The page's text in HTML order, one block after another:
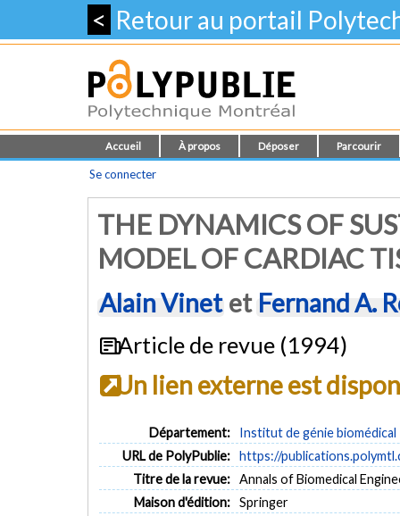
< Retour au portail
Accueil À propos Déposer Parcourir
Se connecter
THE DYNAMICS OF
MODEL OF CARDIAC
Alain Vinet et Fernand A.
Article de revue (1994)
Un lien externe est
Département:
Institut de génie biomédical
URL de PolyPublie: https://
Titre de la revue: Annals of Biomedical
Maison d'édition: Springer